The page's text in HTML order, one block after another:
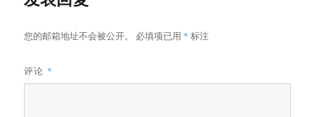
您的邮箱地址不会被公开。 必填项已用 * 标注
评论 *